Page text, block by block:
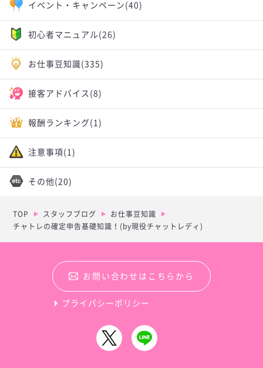
イベント・キャンペーン (40)
初心者マニュアル(26)
お仕事豆知識(335)
接客アドバイス (8)
報酬ランキング (1)
注意事項(1)
その他 (20)
TOP スタッフブログ
お仕事豆知識
チャトレの確定申告基礎知識！(by現役チャットレディ)
お問い合わせはこちらから
プライバシーポリシー